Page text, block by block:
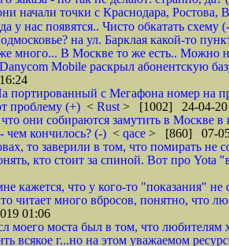
начали точки с Краснодара,
у нас появятся.. Чисто обкатать схему
на ул. Барклая какой-то
много... В Москве то же есть.. Можно
Mobile раскрыл абонентскую
портированный с Мегафона номер на
проблему (+) < Rust > [1002] 24-04-
они собираются замутить в Москве в
чем кончилось? (-) < qace > [860] 07-
то заверили в том, что помирать не
кто стоит за спиной. Вот про Yota
кажется, что у кого-то "показания" не
читает много вбросов, понятно, что
01:06
моего моста был в том, что любителям
всякое г...но на этом уважаемом